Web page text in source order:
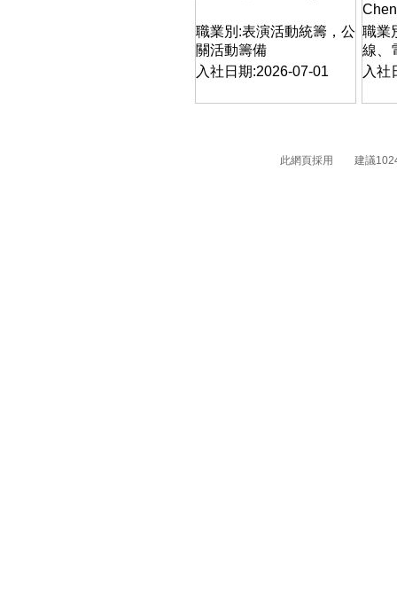
職業別:表演活動統籌，公
關活動籌備
入社日期:2026-07-01
職業
線、
入社
此網頁採用 建議